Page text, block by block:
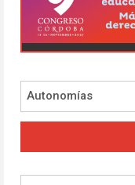
Autonomías